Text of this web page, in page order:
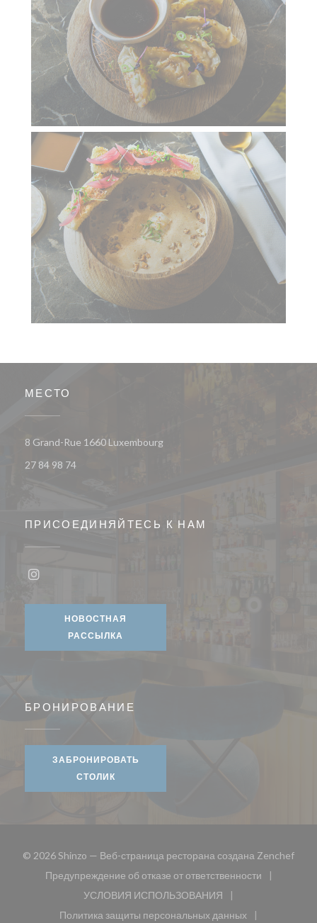
МЕСТО
8 Grand-Rue 1660 Luxembourg((открывается в новом окне))
27 84 98 74
ПРИСОЕДИНЯЙТЕСЬ К НАМ
НОВОСТНАЯ
РАССЫЛКА
БРОНИРОВАНИЕ
ЗАБРОНИРОВАТЬ
СТОЛИК
© 2026 Shinzo — Веб-страница ресторана создана Zenchef
Предупреждение об отказе от ответственности
((открывается в новом окне))
УСЛОВИЯ ИСПОЛЬЗОВАНИЯ
((открывается в новом окне))
Политика защиты персональных данных